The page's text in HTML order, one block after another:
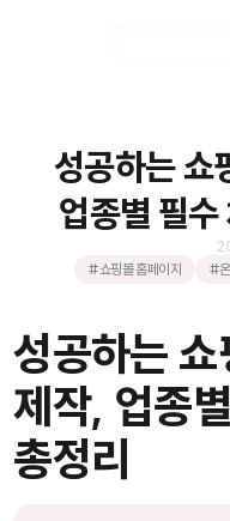
성공하는 쇼
업종별 필수
#쇼핑몰 홈페이지
#
성공하는 쇼
제작, 업종
총정리